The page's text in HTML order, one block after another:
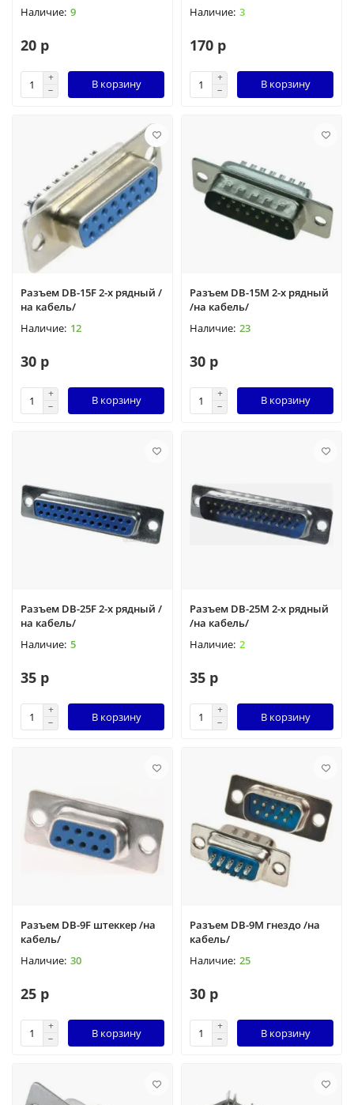
9
20 р
В корзину
3
170 р
В корзину
Разъем DB-15F 2-х рядный /
на кабель/
12
30 р
В корзину
Разъем DB-15M 2-х рядный
/на кабель/
23
30 р
В корзину
Разъем DB-25F 2-х рядный /
на кабель/
5
35 р
В корзину
Разъем DB-25М 2-х рядный
/на кабель/
2
35 р
В корзину
Разъем DB-9F штеккер /на
кабель/
30
25 р
В корзину
Разъем DB-9M гнездо /на
кабель/
25
30 р
В корзину